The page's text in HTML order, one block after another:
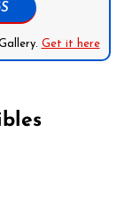
Get it here